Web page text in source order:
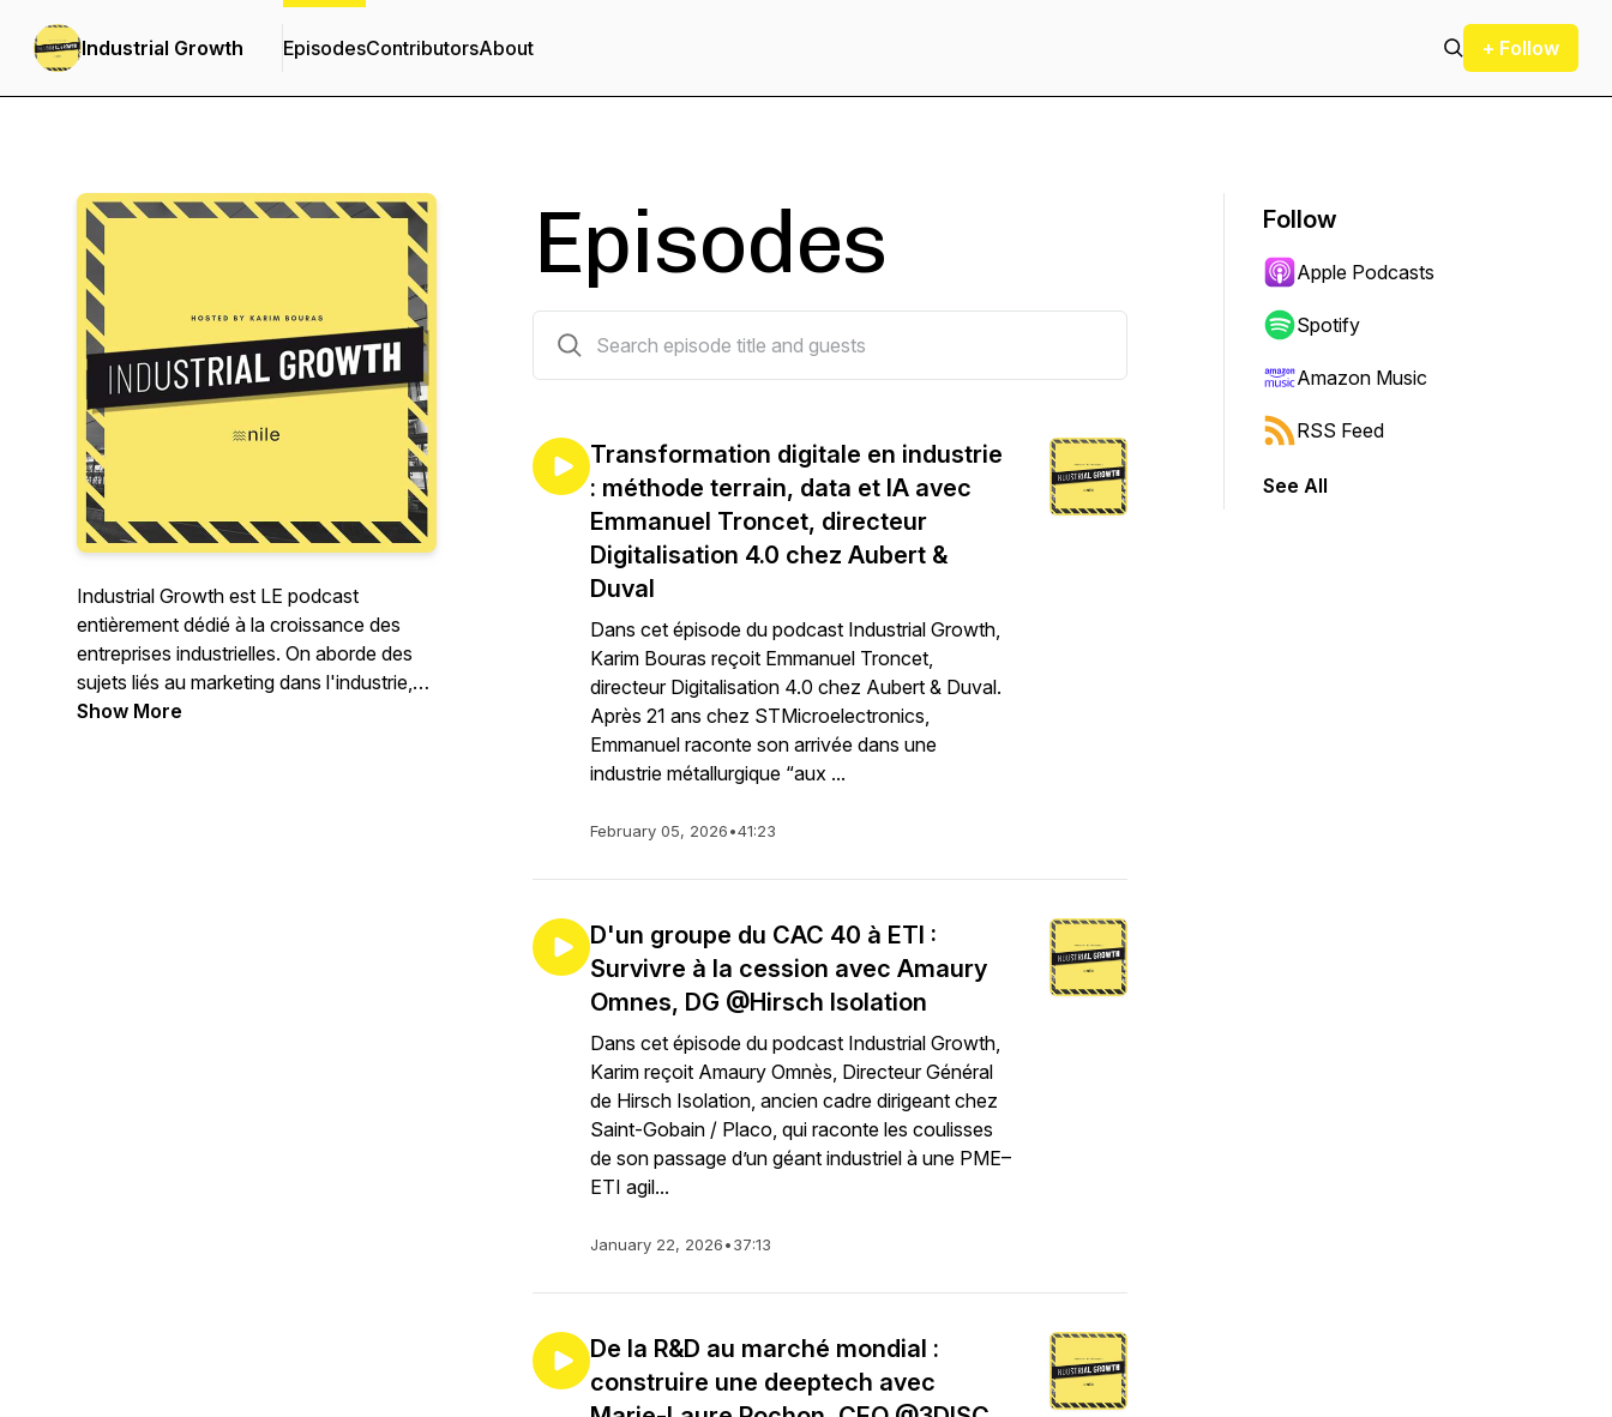
Industrial Growth EpisodesContributorsAbout + Follow
Industrial Growth est LE podcast
entièrement dédié à la croissance des
entreprises industrielles. On aborde des
sujets liés au marketing dans l'industrie,
aux ventes, à la relation client et plus
Show More
Episodes
Transformation digitale en industrie
: méthode terrain, data et IA avec
Emmanuel Troncet, directeur
Digitalisation 4.0 chez Aubert &
Duval
Dans cet épisode du podcast Industrial Growth,
Karim Bouras reçoit Emmanuel Troncet,
directeur Digitalisation 4.0 chez Aubert & Duval.
Après 21 ans chez STMicroelectronics,
Emmanuel raconte son arrivée dans une
industrie métallurgique “aux ...
February 05, 2026•41:23
D'un groupe du CAC 40 à ETI :
Survivre à la cession avec Amaury
Omnes, DG @Hirsch Isolation
Dans cet épisode du podcast Industrial Growth,
Karim reçoit Amaury Omnès, Directeur Général
de Hirsch Isolation, ancien cadre dirigeant chez
Saint-Gobain / Placo, qui raconte les coulisses
de son passage d’un géant industriel à une PME–
ETI agil...
January 22, 2026•37:13
De la R&D au marché mondial :
construire une deeptech avec
Follow
Apple Podcasts
Spotify
Amazon Music
RSS Feed
See All